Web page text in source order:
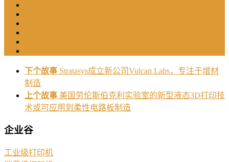
下个故事 Stratasys成立新公司Vulcan Labs，专注于增材
制造
上个故事 美国劳伦斯伯克利实验室的新型液态3D打印技
术或可应用到柔性电路板制造
企业谷
工业级打印机